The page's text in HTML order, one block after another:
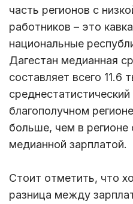
часть регионов с
работников – это
национальные
Дагестан медианная
составляет всего 11.6
благополучном
больше, чем в регионе
медианной зарплатой.
Стоит отметить, что
разница между